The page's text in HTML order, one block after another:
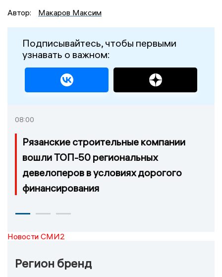
Автор:
Макаров Максим
Подписывайтесь, чтобы первыми
узнавать о важном:
08:00
Рязанские строительные компании
вошли ТОП-50 региональных
девелоперов в условиях дорогого
финансирования
Новости СМИ2
Регион бренд